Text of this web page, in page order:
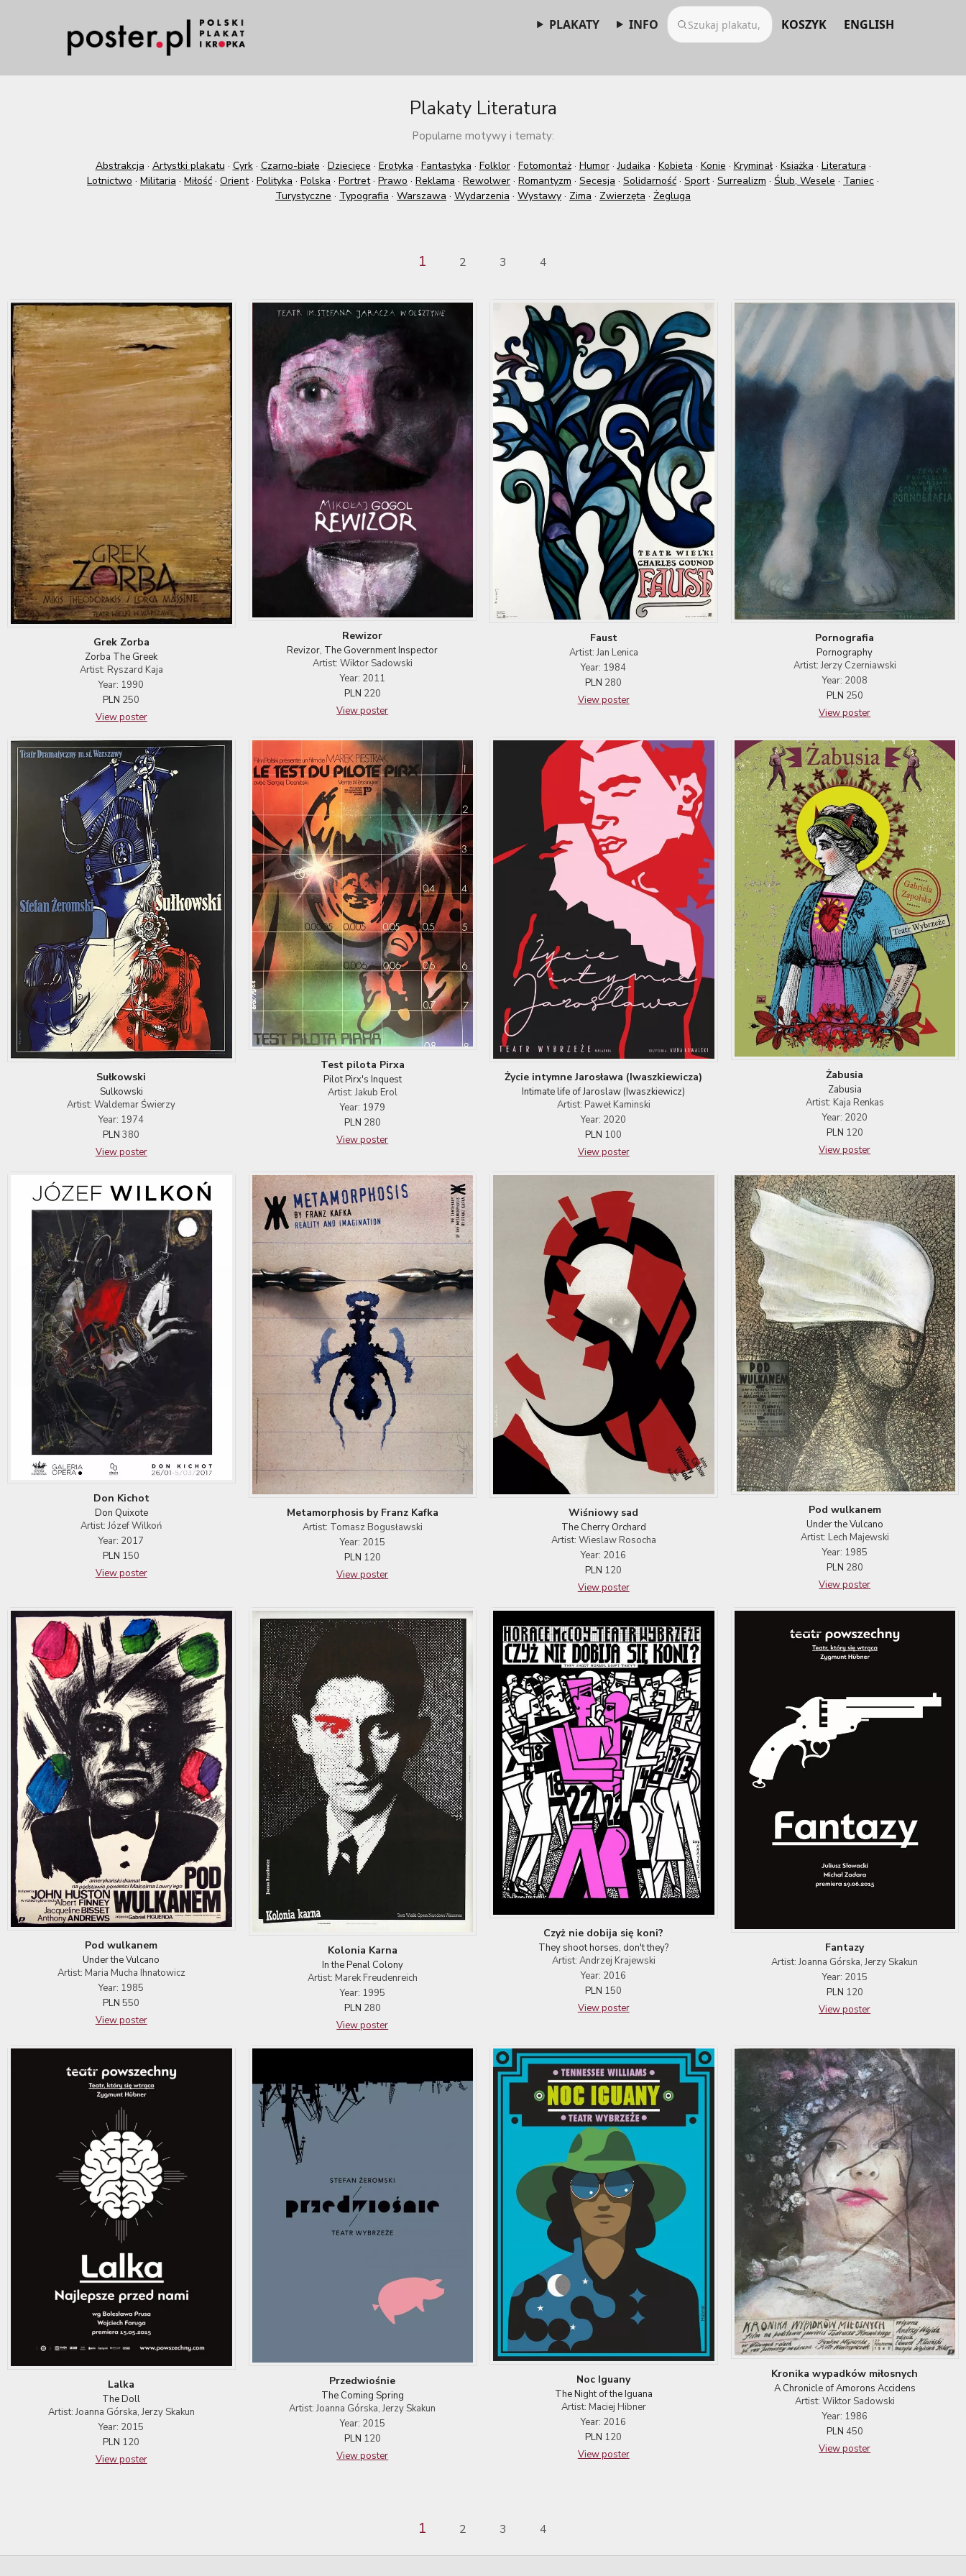
PLAKATY INFO KOSZYK ENGLISH
Plakaty Literatura
Popularne motywy i tematy:
Abstrakcja · Artystki plakatu · Cyrk· Czarno-białe · Dziecięce · Erotyka · Fantastyka · Folklor· Fotomontaż· Humor·Judaika · Kobieta · Konie · Kryminał· Książka · Literatura ·
Lotnictwo · Militaria · Miłość · Orient· Polityka · Polska · Portret· Prawo · Reklama · Rewolwer · Romantyzm · Secesja · Solidarność · Sport· Surrealizm · Ślub, Wesele · Taniec ·
Turystyczne · Typografia · Warszawa · Wydarzenia · Wystawy · Zima · Zwierzęta · Żegluga
1 2 3 4
Grek Zorba
Zorba The Greek
Artist: Ryszard Kaja
Year: 1990
PLN 250
View poster
Rewizor
Revizor, The Government Inspector
Artist: Wiktor Sadowski
Year: 2011
PLN 220
View poster
Faust
Artist: Jan Lenica
Year: 1984
PLN 280
View poster
Pornografia
Pornography
Artist: Jerzy Czerniawski
Year: 2008
PLN 250
View poster
Sułkowski
Sulkowski
Artist: Waldemar Świerzy
Year: 1974
PLN 380
View poster
Test pilota Pirxa
Pilot Pirx's Inquest
Artist: Jakub Erol
Year: 1979
PLN 280
View poster
Życie intymne Jarosława (Iwaszkiewicza)
Intimate life of Jaroslaw (Iwaszkiewicz)
Artist: Paweł Kaminski
Year: 2020
PLN 100
View poster
Żabusia
Zabusia
Artist: Kaja Renkas
Year: 2020
PLN 120
View poster
Don Kichot
Don Quixote
Artist: Józef Wilkoń
Year: 2017
PLN 150
View poster
Metamorphosis by Franz Kafka
Artist: Tomasz Bogusławski
Year: 2015
PLN 120
View poster
Wiśniowy sad
The Cherry Orchard
Artist: Wieslaw Rosocha
Year: 2016
PLN 120
View poster
Pod wulkanem
Under the Vulcano
Artist: Lech Majewski
Year: 1985
PLN 280
View poster
Pod wulkanem
Under the Vulcano
Artist: Maria Mucha Ihnatowicz
Year: 1985
PLN 550
View poster
Kolonia Karna
In the Penal Colony
Artist: Marek Freudenreich
Year: 1995
PLN 280
View poster
Czyż nie dobija się koni?
They shoot horses, don't they?
Artist: Andrzej Krajewski
Year: 2016
PLN 150
View poster
Fantazy
Artist: Joanna Górska, Jerzy Skakun
Year: 2015
PLN 120
View poster
Lalka
The Doll
Artist: Joanna Górska, Jerzy Skakun
Year: 2015
PLN 120
View poster
Przedwiośnie
The Coming Spring
Artist: Joanna Górska, Jerzy Skakun
Year: 2015
PLN 120
View poster
Noc Iguany
The Night of the Iguana
Artist: Maciej Hibner
Year: 2016
PLN 120
View poster
Kronika wypadków miłosnych
A Chronicle of Amorons Accidens
Artist: Wiktor Sadowski
Year: 1986
PLN 450
View poster
1 2 3 4